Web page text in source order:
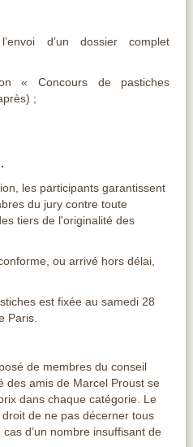
d’un dossier complet
« Concours de pastiches
;
les participants garantissent
du jury contre toute
tiers de l'originalité des
ou arrivé hors délai,
est fixée au samedi 28
Paris.
de membres du conseil
des amis de Marcel Proust se
dans chaque catégorie. Le
de ne pas décerner tous
d’un nombre insuffisant de